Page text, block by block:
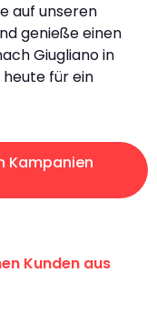
auf unseren
genieße einen
Giugliano in
für ein
Kampanien
Kunden aus